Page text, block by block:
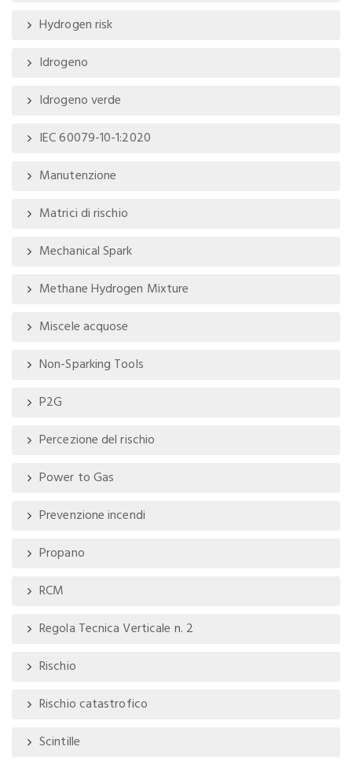
Hydrogen risk
Idrogeno
Idrogeno verde
IEC 60079-10-1:2020
Manutenzione
Matrici di rischio
Mechanical Spark
Methane Hydrogen Mixture
Miscele acquose
Non-Sparking Tools
P2G
Percezione del rischio
Power to Gas
Prevenzione incendi
Propano
RCM
Regola Tecnica Verticale n. 2
Rischio
Rischio catastrofico
Scintille